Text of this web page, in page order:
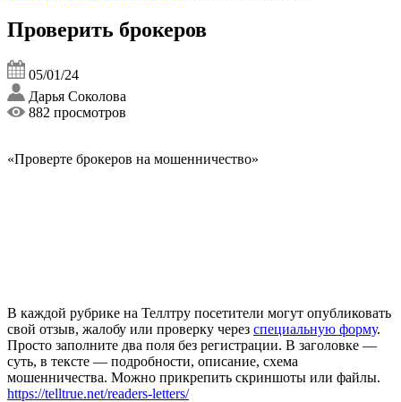
Проверить брокеров
05/01/24
Дарья Соколова
882 просмотров
«Проверте брокеров на мошенничество»
В каждой рубрике на Теллтру посетители могут опубликовать
свой отзыв, жалобу или проверку через специальную форму.
Просто заполните два поля без регистрации. В заголовке —
суть, в тексте — подробности, описание, схема
мошенничества. Можно прикрепить скриншоты или файлы.
https://telltrue.net/readers-letters/